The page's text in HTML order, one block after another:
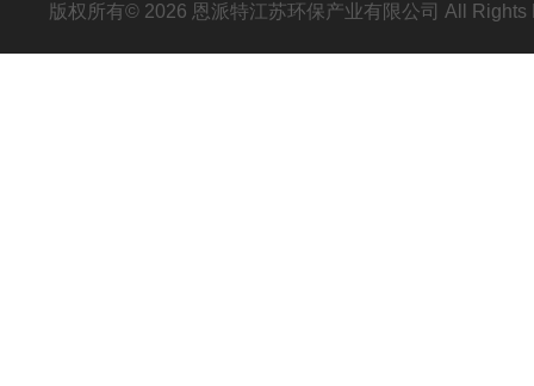
版权所有© 2026 恩派特江苏环保产业有限公司 All